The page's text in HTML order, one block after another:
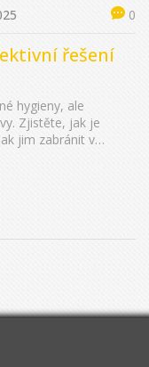
0
řešení
hygieny, ale
Zjistěte, jak je
jim zabránit v